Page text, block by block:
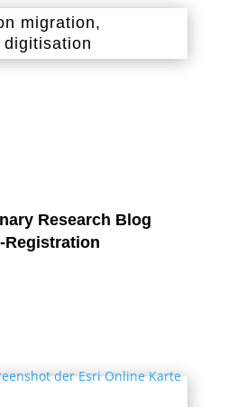
migration,
Research Blog
Registration